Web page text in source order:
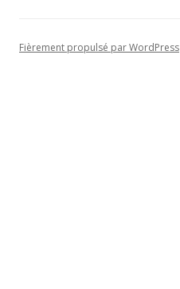
Fièrement propulsé par WordPress